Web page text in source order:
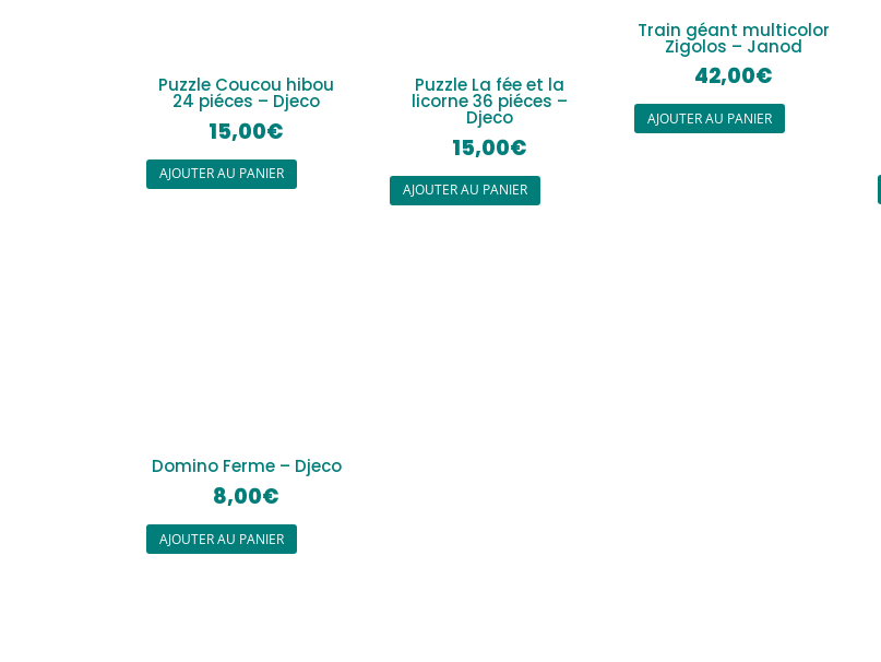
Puzzle Coucou hibou
24 piéces – Djeco
15,00€
AJOUTER AU PANIER
Puzzle La fée et la
licorne 36 piéces –
Djeco
15,00€
AJOUTER AU PANIER
Train géant multicolor
Zigolos – Janod
42,00€
AJOUTER AU PANIER
Domino Ferme – Djeco
8,00€
AJOUTER AU PANIER